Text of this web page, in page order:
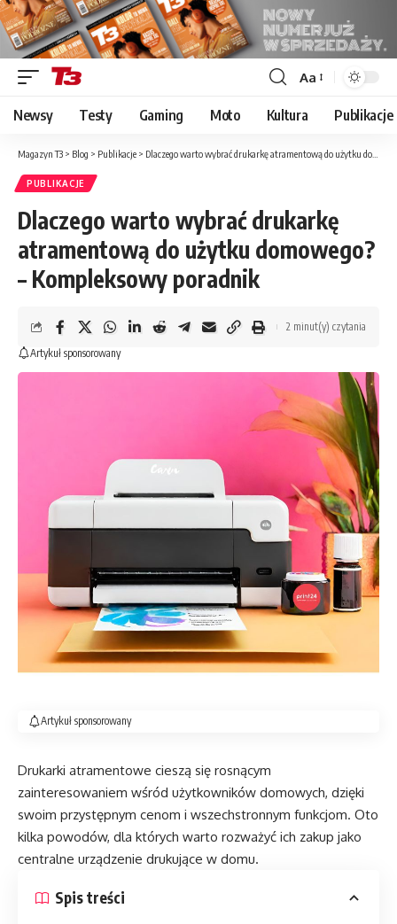
Font
Resizer
Aa
Newsy Testy Gaming Moto Kultura Publikacje
Magazyn T3 > Blog > Publikacje > Dlaczego warto wybrać drukarkę atramentową do użytku domowego? – Kompleksowy poradnik
PUBLIKACJE
Dlaczego warto wybrać drukarkę
atramentową do użytku domowego?
– Kompleksowy poradnik
Artykuł sponsorowany
2 minut(y) czytania
Artykuł sponsorowany
Drukarki atramentowe cieszą się rosnącym
zainteresowaniem wśród użytkowników domowych, dzięki
swoim przystępnym cenom i wszechstronnym funkcjom. Oto
kilka powodów, dla których warto rozważyć ich zakup jako
centralne urządzenie drukujące w domu.
Spis treści